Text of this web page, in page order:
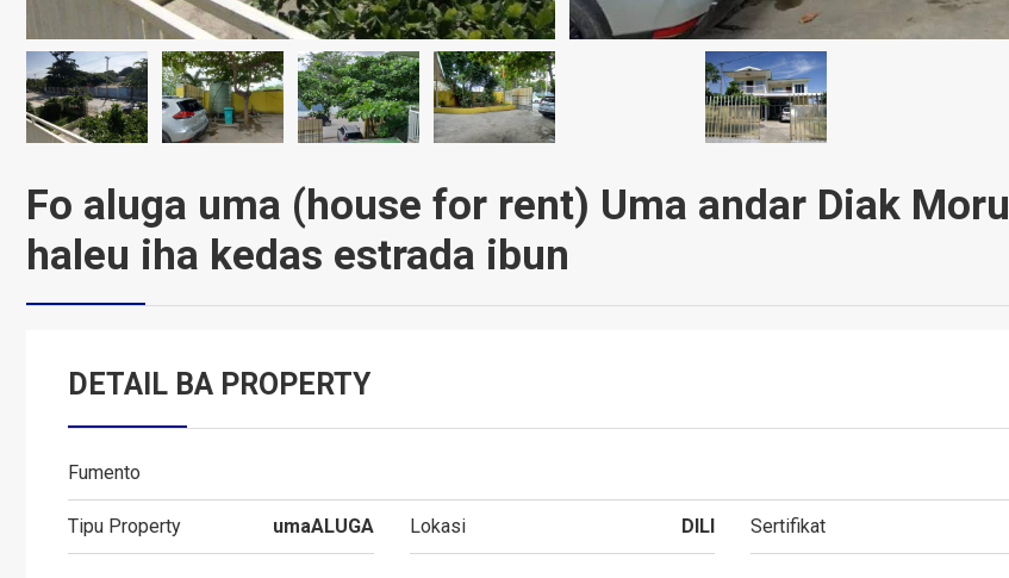
Fo aluga uma (house for rent) Uma andar Diak Moru
haleu iha kedas estrada ibun
DETAIL BA PROPERTY
Fumento
Tipu Property ALUGA
uma Lokasi DILI Sertifikat